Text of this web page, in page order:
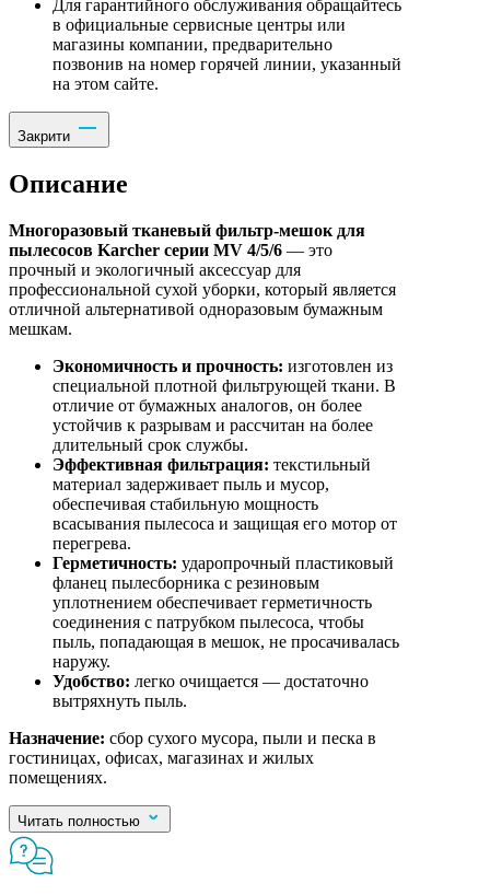
Для гарантийного обслуживания обращайтесь
в официальные сервисные центры или
магазины компании, предварительно
позвонив на номер горячей линии, указанный
на этом сайте.
Закрити
Описание
Многоразовый тканевый фильтр-мешок для
пылесосов Karcher серии MV 4/5/6 — это
прочный и экологичный аксессуар для
профессиональной сухой уборки, который является
отличной альтернативой одноразовым бумажным
мешкам.
Экономичность и прочность: изготовлен из
специальной плотной фильтрующей ткани. В
отличие от бумажных аналогов, он более
устойчив к разрывам и рассчитан на более
длительный срок службы.
Эффективная фильтрация: текстильный
материал задерживает пыль и мусор,
обеспечивая стабильную мощность
всасывания пылесоса и защищая его мотор от
перегрева.
Герметичность: ударопрочный пластиковый
фланец пылесборника с резиновым
уплотнением обеспечивает герметичность
соединения с патрубком пылесоса, чтобы
пыль, попадающая в мешок, не просачивалась
наружу.
Удобство: легко очищается — достаточно
вытряхнуть пыль.
Назначение: сбор сухого мусора, пыли и песка в
гостиницах, офисах, магазинах и жилых
помещениях.
Читать полностью